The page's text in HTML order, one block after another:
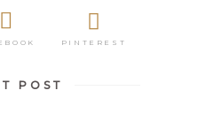
PINTEREST
POST